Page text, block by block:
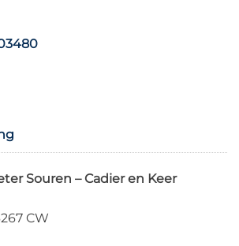
Souren – Cadier en Keer
CW